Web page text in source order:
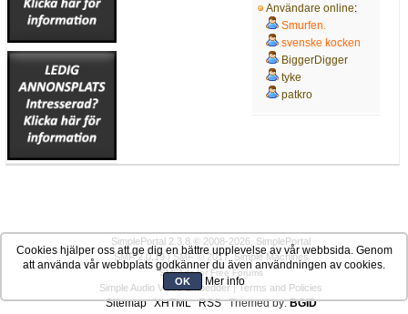
Användare online:
Smurfen.
svenske kocken
BiggerDigger
tyke
patkro
SimplePortal 2.3.8 © 2008-2026, SimplePortal
SMF 2.0.19|SMF © 2017,Simple Machines
SMFAdsfor Free Forums
Simple Audio Video Embedder|Terms and Policies
Sitemap XHTML RSS Themed by:BGID
Cookies hjälper oss att ge dig en bättre upplevelse av vår webbsida. Genom
att använda vår webbplats godkänner du även användningen av cookies.
OK Mer info